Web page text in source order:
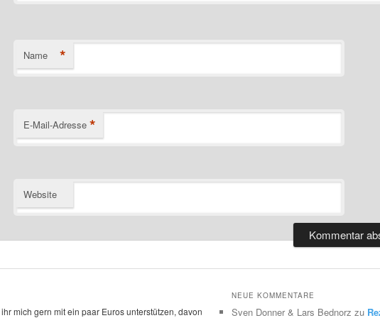
Name *
E-Mail-Adresse *
Website
mich gern mit ein paar Euros unterstützen, davon
NEUE KOMMENTARE
Sven Donner & Lars Bednorz zu